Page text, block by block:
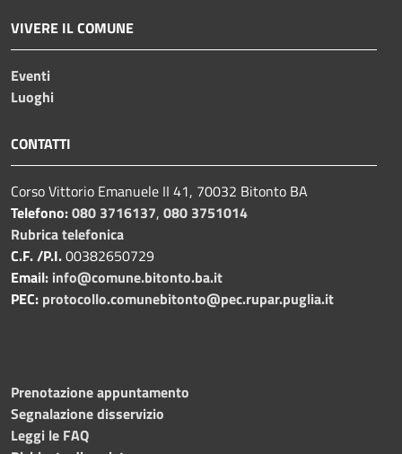
VIVERE IL COMUNE
Eventi
Luoghi
CONTATTI
Corso Vittorio Emanuele II 41, 70032 Bitonto BA
Telefono:080 3716137, 080 3751014
Rubrica telefonica
C.F. /P.I.00382650729
Email: info@comune.bitonto.ba.it
PEC: protocollo.comunebitonto@pec.rupar.puglia.it
Prenotazione appuntamento
Segnalazione disservizio
Leggi le FAQ